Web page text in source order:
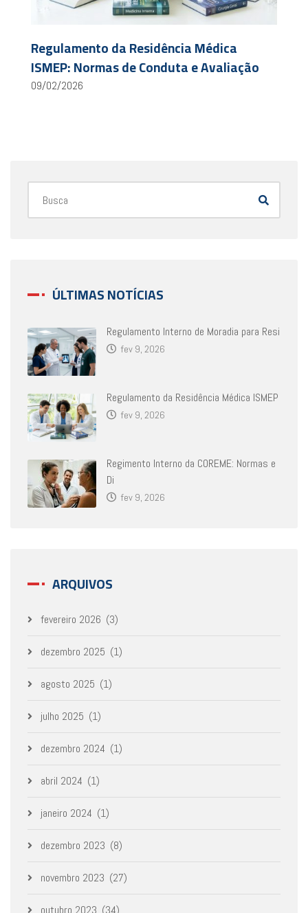
Regulamento da Residência Médica
ISMEP: Normas de Conduta e Avaliação
09/02/2026
ÚLTIMAS NOTÍCIAS
Regulamento Interno de Moradia para Resi
fev 9, 2026
Regulamento da Residência Médica ISMEP
fev 9, 2026
Regimento Interno da COREME: Normas e
Di
fev 9, 2026
ARQUIVOS
fevereiro 2026 (3)
dezembro 2025 (1)
agosto 2025 (1)
julho 2025 (1)
dezembro 2024 (1)
abril 2024 (1)
janeiro 2024 (1)
dezembro 2023 (8)
novembro 2023 (27)
outubro 2023 (34)